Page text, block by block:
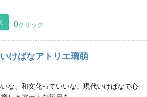
0クリック
けばなアトリエ璃萌